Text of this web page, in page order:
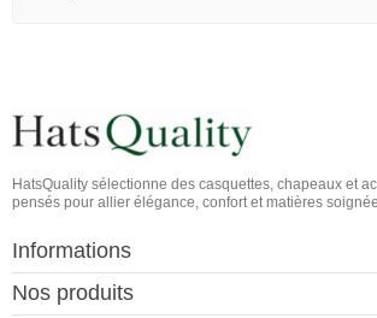
HatsQuality sélectionne des casquettes, chapeaux et
pensés pour allier élégance, confort et matières
Informations
Nos produits